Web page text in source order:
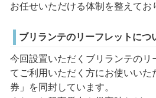
お任せいただける体制を整えてお
ブリランテのリーフレットにつ
今回設置いただくブリランテのリ
てご利用いただく方にお使いいた
券」を同封しています。